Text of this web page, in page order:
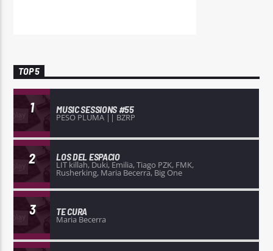
TOP 5
1 MUSIC SESSIONS #55
PESO PLUMA || BZRP
2 LOS DEL ESPACIO
LIT killah, Duki, Emilia, Tiago PZK, FMK,
Rusherking, Maria Becerra, Big One
3 TE CURA
Maria Becerra